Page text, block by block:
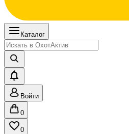
Каталог
Войти
0
0